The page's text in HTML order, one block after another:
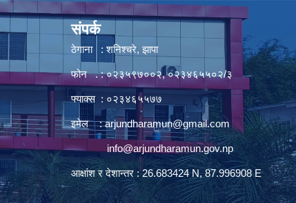
संपर्क
ठेगाना : शनिश्चरे, झापा
फोन . : ०२३५९७००२, ०२३४६५५०२/३
फ्याक्स : ०२३४६५५७७
इमेल :arjundharamun@gmail.com
info@arjundharamun.gov.np
आक्षांश र देशान्तर : 26.683424 N, 87.996908 E